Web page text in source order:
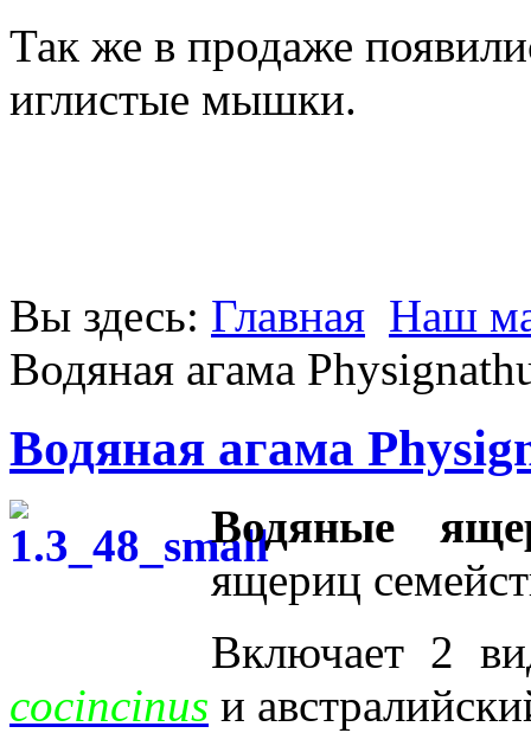
Так же в продаже
иглистые мышки.
Вы здесь: Главная Наш
Водяная агама
Водяная агама
Водяные
ящериц
Включает 2
cocincinus и